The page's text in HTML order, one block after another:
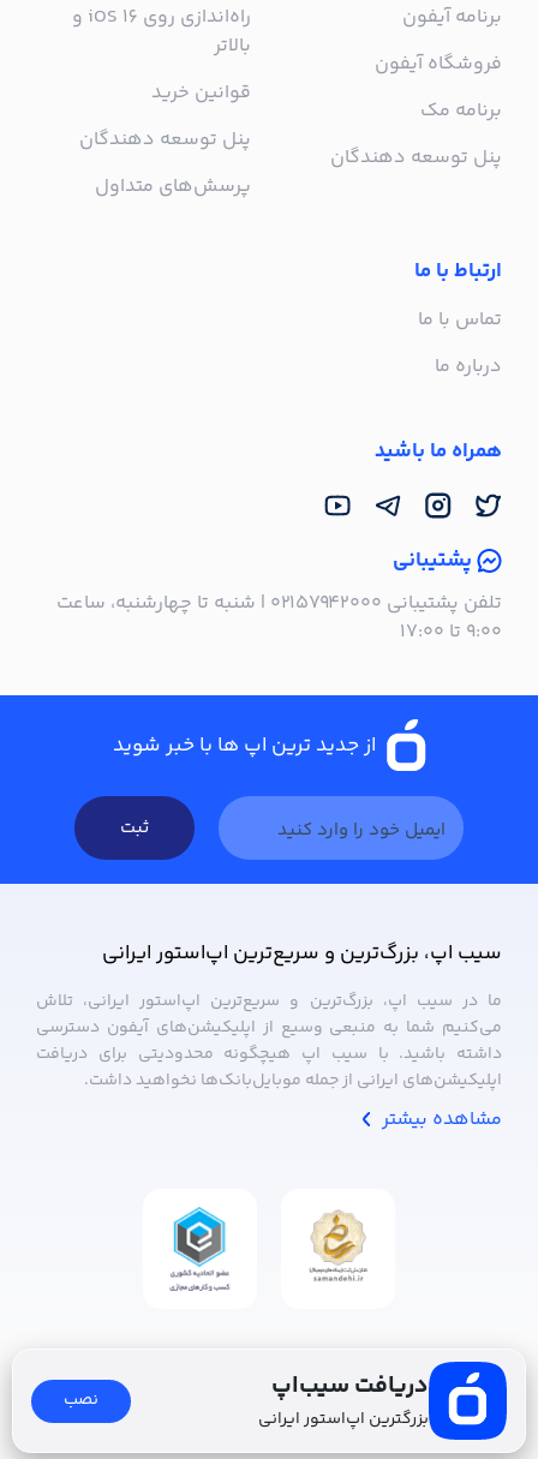
برنامه آیفون
فروشگاه آیفون
برنامه مک
پنل توسعه دهندگان
راه‌اندازی روی iOS 16 و
بالاتر
قوانین خرید
پنل توسعه دهندگان
پرسش‌های متداول
ارتباط با ما
تماس با ما
درباره ما
همراه ما باشید
پشتیبانی
تلفن پشتیبانی ۰۲۱۵۷۹۴۲۰۰۰ | شنبه تا چهارشنبه، ساعت
۹:۰۰ تا ۱۷:۰۰
از جدید ترین اپ ها با خبر شوید
ثبت
سیب ‌اپ، بزرگ‌ترین و سریع‌ترین اپ‌استور ایرانی
ما در سیب ‌اپ، بزرگ‌ترین و سریع‌ترین اپ‌استور ایرانی، تلاش
می‌کنیم شما به منبعی وسیع از اپلیکیشن‌های آیفون دسترسی
داشته باشید. با سیب ‌اپ هیچگونه محدودیتی برای دریافت
اپلیکیشن‌های ایرانی از جمله موبایل‌بانک‌ها نخواهید داشت.
مشاهده بیشتر
دریافت سیب‌اپ
بزرگترین اپ‌استور ایرانی
نصب